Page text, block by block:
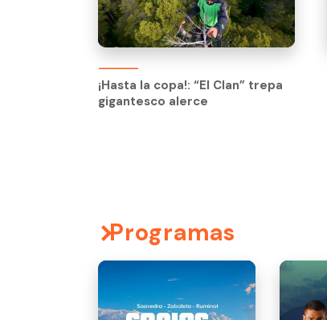
¡Hasta la copa!: “El Clan” trepa
gigantesco alerce
¡Hasta la copa!: “El Clan” trepa
gigantesco alerce
Programas